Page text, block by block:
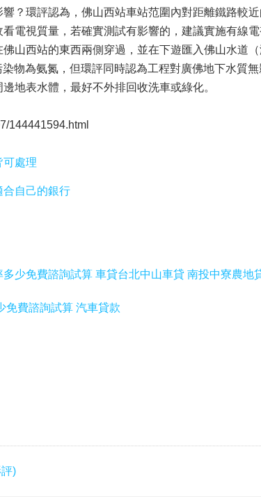
？環評認為，佛山西站車站范圍內對距離鐵路較
電視質量，若確實測試有影響的，建議實施有線
山西站的東西兩側穿過，並在下遊匯入佛山水道
物為氨氮，但環評同時認為工程對廣佛地下水質
地表水體，最好不外排回收洗車或綠化。
144441594.html
可處理
合自己的銀行
少免費諮詢試算 車貸台北中山車貸 南投中寮農地
免費諮詢試算 汽車貸款
)